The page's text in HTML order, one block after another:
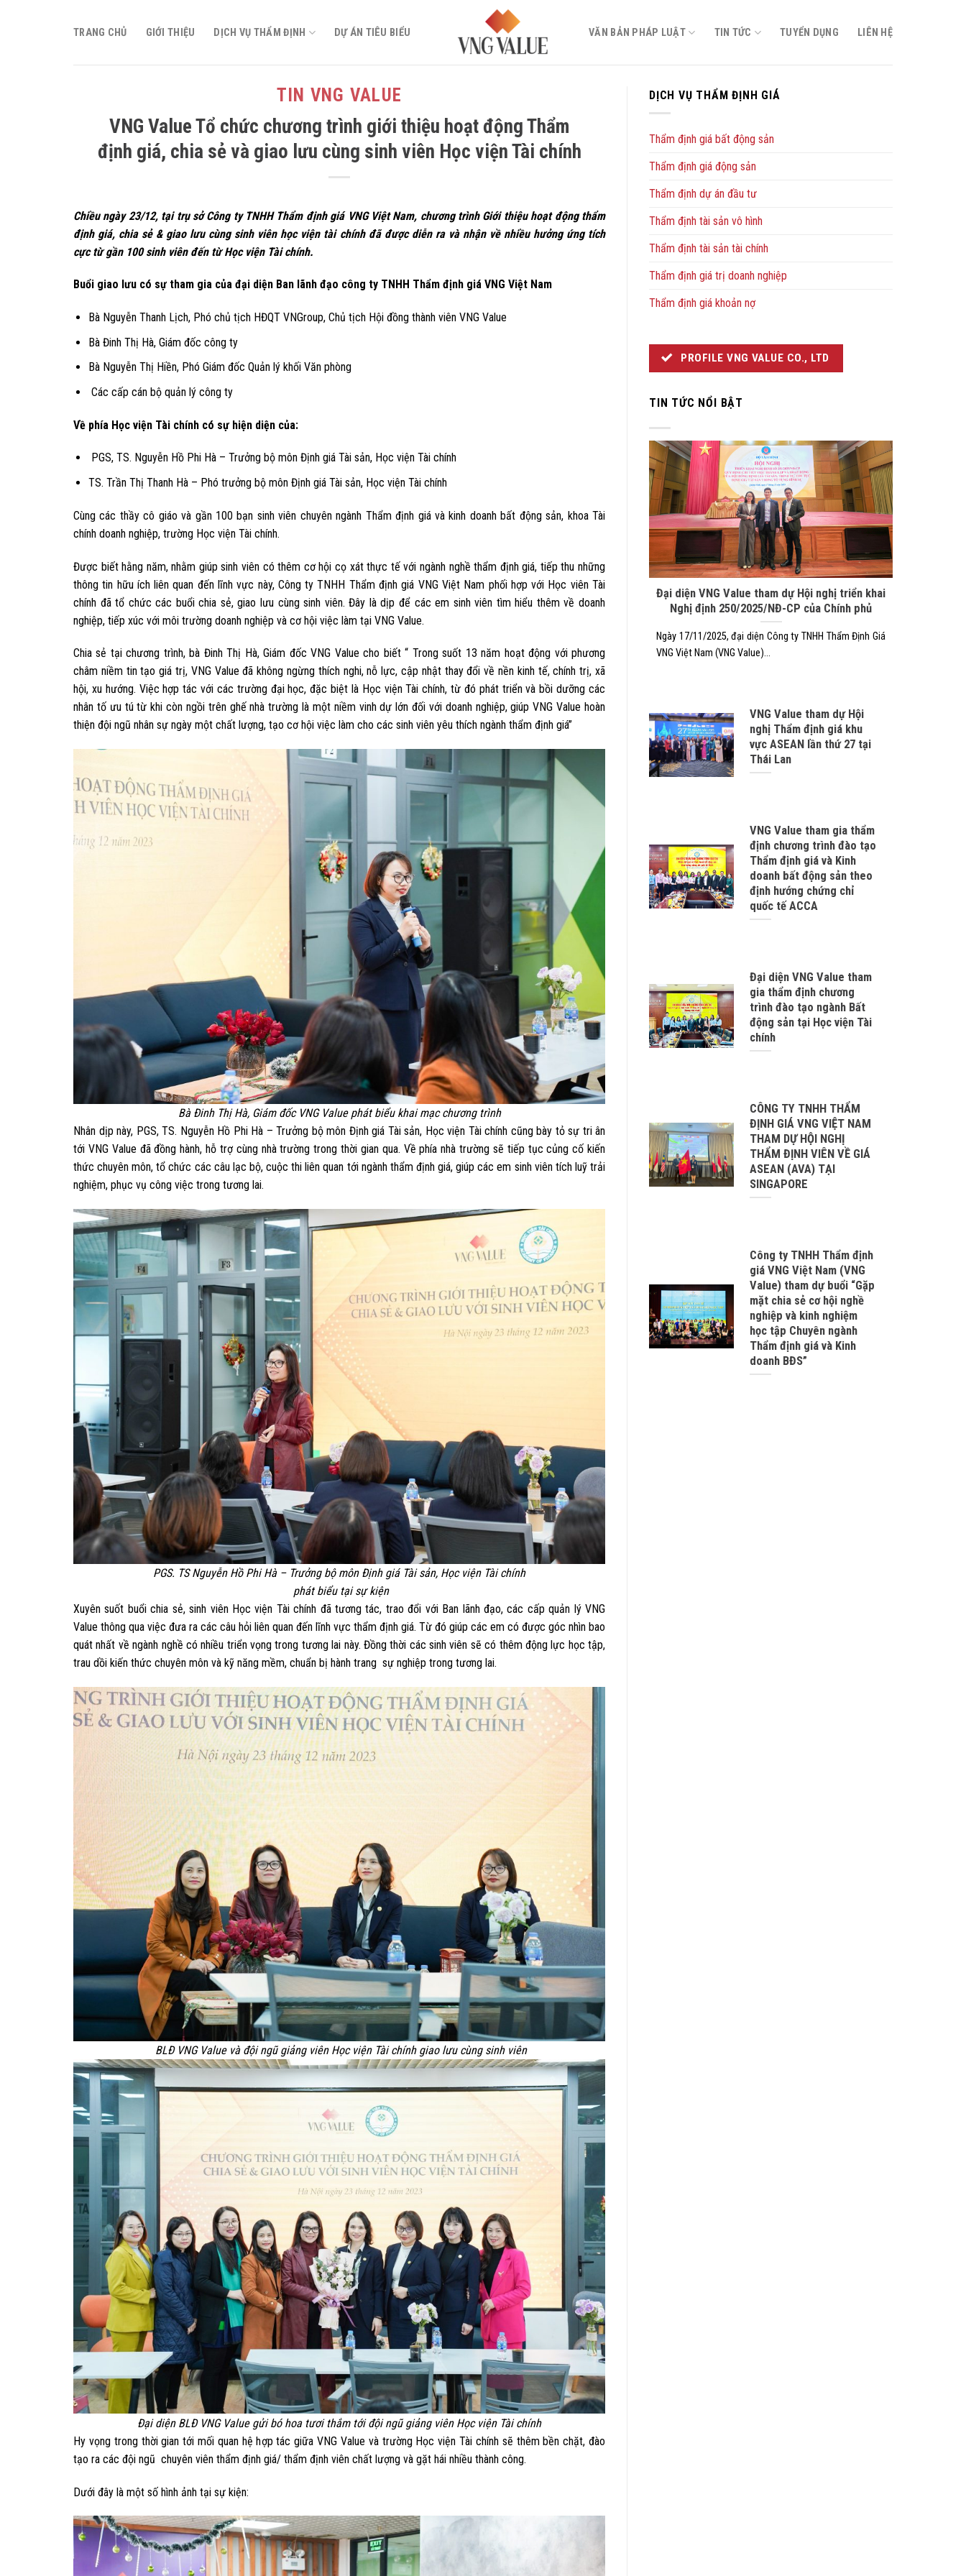
TRANG CHỦ GIỚI THIỆU DỊCH VỤ THẨM ĐỊNH DỰ ÁN TIÊU BIỂU VĂN BẢN PHÁP LUẬT TIN TỨC TUYỂN DỤNG LIÊN HỆ
TIN VNG VALUE
VNG Value Tổ chức chương trình giới thiệu hoạt động Thẩm
định giá, chia sẻ và giao lưu cùng sinh viên Học viện Tài chính
Chiều ngày 23/12, tại trụ sở Công ty TNHH Thẩm định giá VNG Việt Nam, chương trình Giới thiệu hoạt động thẩm
định giá, chia sẻ & giao lưu cùng sinh viên học viện tài chính đã được diễn ra và nhận về nhiều hưởng ứng tích
cực từ gần 100 sinh viên đến từ Học viện Tài chính.
Buổi giao lưu có sự tham gia của đại diện Ban lãnh đạo công ty TNHH Thẩm định giá VNG Việt Nam
Bà Nguyễn Thanh Lịch, Phó chủ tịch HĐQT VNGroup, Chủ tịch Hội đồng thành viên VNG Value
Bà Đinh Thị Hà, Giám đốc công ty
Bà Nguyễn Thị Hiền, Phó Giám đốc Quản lý khối Văn phòng
Các cấp cán bộ quản lý công ty
Về phía Học viện Tài chính có sự hiện diện của:
PGS, TS. Nguyễn Hồ Phi Hà – Trưởng bộ môn Định giá Tài sản, Học viện Tài chính
TS. Trần Thị Thanh Hà – Phó trưởng bộ môn Định giá Tài sản, Học viện Tài chính
Cùng các thầy cô giáo và gần 100 bạn sinh viên chuyên ngành Thẩm định giá và kinh doanh bất động sản, khoa Tài
chính doanh nghiệp, trường Học viện Tài chính.
Được biết hằng năm, nhằm giúp sinh viên có thêm cơ hội cọ xát thực tế với ngành nghề thẩm định giá, tiếp thu những
thông tin hữu ích liên quan đến lĩnh vực này, Công ty TNHH Thẩm định giá VNG Việt Nam phối hợp với Học viên Tài
chính đã tổ chức các buổi chia sẻ, giao lưu cùng sinh viên. Đây là dịp để các em sinh viên tìm hiểu thêm về doanh
nghiệp, tiếp xúc với môi trường doanh nghiệp và cơ hội việc làm tại VNG Value.
Chia sẻ tại chương trình, bà Đinh Thị Hà, Giám đốc VNG Value cho biết “ Trong suốt 13 năm hoạt động với phương
châm niềm tin tạo giá trị, VNG Value đã không ngừng thích nghi, nỗ lực, cập nhật thay đổi về nền kinh tế, chính trị, xã
hội, xu hướng. Việc hợp tác với các trường đại học, đặc biệt là Học viện Tài chính, từ đó phát triển và bồi dưỡng các
nhân tố ưu tú từ khi còn ngồi trên ghế nhà trường là một niềm vinh dự lớn đối với doanh nghiệp, giúp VNG Value hoàn
thiện đội ngũ nhân sự ngày một chất lượng, tạo cơ hội việc làm cho các sinh viên yêu thích ngành thẩm định giá”
Bà Đinh Thị Hà, Giám đốc VNG Value phát biểu khai mạc chương trình
Nhân dịp này, PGS, TS. Nguyễn Hồ Phi Hà – Trưởng bộ môn Định giá Tài sản, Học viện Tài chính cũng bày tỏ sự tri ân
tới VNG Value đã đồng hành, hỗ trợ cùng nhà trường trong thời gian qua. Về phía nhà trường sẽ tiếp tục củng cố kiến
thức chuyên môn, tổ chức các câu lạc bộ, cuộc thi liên quan tới ngành thẩm định giá, giúp các em sinh viên tích luỹ trải
nghiệm, phục vụ công việc trong tương lai.
PGS. TS Nguyễn Hồ Phi Hà – Trưởng bộ môn Định giá Tài sản, Học viện Tài chính
phát biểu tại sự kiện
Xuyên suốt buổi chia sẻ, sinh viên Học viện Tài chính đã tương tác, trao đổi với Ban lãnh đạo, các cấp quản lý VNG
Value thông qua việc đưa ra các câu hỏi liên quan đến lĩnh vực thẩm định giá. Từ đó giúp các em có được góc nhìn bao
quát nhất về ngành nghề có nhiều triển vọng trong tương lai này. Đồng thời các sinh viên sẽ có thêm động lực học tập,
trau dồi kiến thức chuyên môn và kỹ năng mềm, chuẩn bị hành trang sự nghiệp trong tương lai.
BLĐ VNG Value và đội ngũ giảng viên Học viện Tài chính giao lưu cùng sinh viên
Đại diện BLĐ VNG Value gửi bó hoa tươi thắm tới đội ngũ giảng viên Học viện Tài chính
Hy vọng trong thời gian tới mối quan hệ hợp tác giữa VNG Value và trường Học viện Tài chính sẽ thêm bền chặt, đào
tạo ra các đội ngũ chuyên viên thẩm định giá/ thẩm định viên chất lượng và gặt hái nhiều thành công.
Dưới đây là một số hình ảnh tại sự kiện:
DỊCH VỤ THẨM ĐỊNH GIÁ
Thẩm định giá bất động sản
Thẩm định giá động sản
Thẩm định dự án đầu tư
Thẩm định tài sản vô hình
Thẩm định tài sản tài chính
Thẩm định giá trị doanh nghiệp
Thẩm định giá khoản nợ
PROFILE VNG VALUE CO., LTD
TIN TỨC NỔI BẬT
Đại diện VNG Value tham dự Hội nghị triển khai
Nghị định 250/2025/NĐ-CP của Chính phủ
Ngày 17/11/2025, đại diện Công ty TNHH Thẩm Định Giá
VNG Việt Nam (VNG Value)...
VNG Value tham dự Hội
nghị Thẩm định giá khu
vực ASEAN lần thứ 27 tại
Thái Lan
VNG Value tham gia thẩm
định chương trình đào tạo
Thẩm định giá và Kinh
doanh bất động sản theo
định hướng chứng chỉ
quốc tế ACCA
Đại diện VNG Value tham
gia thẩm định chương
trình đào tạo ngành Bất
động sản tại Học viện Tài
chính
CÔNG TY TNHH THẨM
ĐỊNH GIÁ VNG VIỆT NAM
THAM DỰ HỘI NGHỊ
THẨM ĐỊNH VIÊN VỀ GIÁ
ASEAN (AVA) TẠI
SINGAPORE
Công ty TNHH Thẩm định
giá VNG Việt Nam (VNG
Value) tham dự buổi “Gặp
mặt chia sẻ cơ hội nghề
nghiệp và kinh nghiệm
học tập Chuyên ngành
Thẩm định giá và Kinh
doanh BĐS”